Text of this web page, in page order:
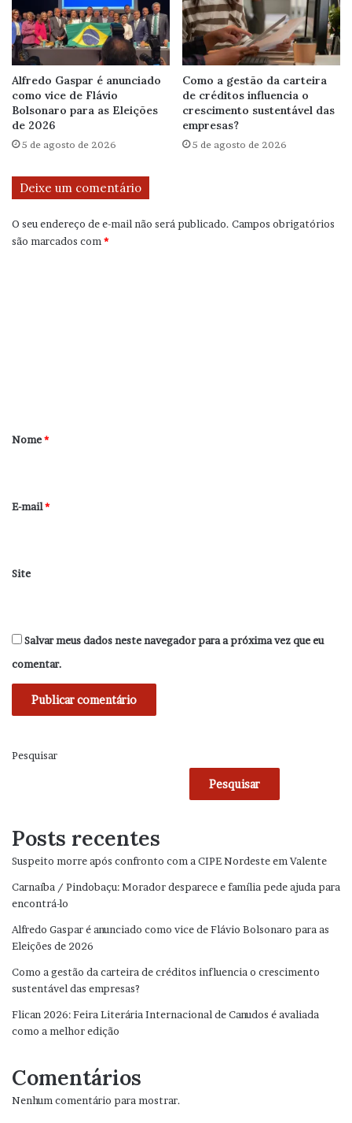
Alfredo Gaspar é anunciado
como vice de Flávio
Bolsonaro para as Eleições
de 2026
5 de agosto de 2026
Como a gestão da carteira
de créditos influencia o
crescimento sustentável das
empresas?
5 de agosto de 2026
Deixe um comentário
O seu endereço de e-mail não será publicado. Campos obrigatórios
são marcados com*
r
*
Nome*
E-mail*
Site
Salvar meus dados neste navegador para a próxima vez que eu
comentar.
Pesquisar
Pesquisar
Posts recentes
Suspeito morre após confronto com a CIPE Nordeste em Valente
Carnaíba / Pindobaçu: Morador desparece e família pede ajuda para
encontrá-lo
Alfredo Gaspar é anunciado como vice de Flávio Bolsonaro para as
Eleições de 2026
Como a gestão da carteira de créditos influencia o crescimento
sustentável das empresas?
Flican 2026: Feira Literária Internacional de Canudos é avaliada
como a melhor edição
Comentários
Nenhum comentário para mostrar.